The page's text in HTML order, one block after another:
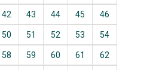
42 43 44 45 46
50 51 52 53 54
58 59 60 61 62